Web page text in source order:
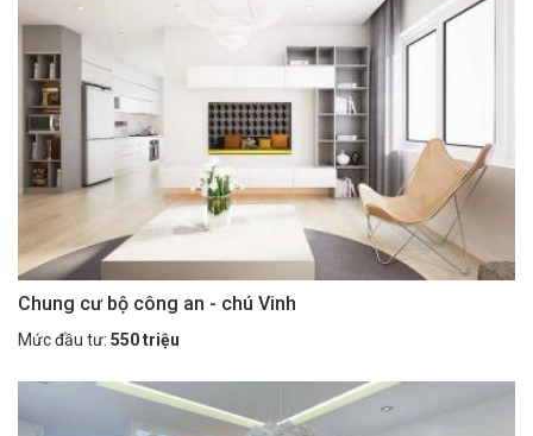
Chung cư bộ công an - chú Vinh
Mức đầu tư: 550 triệu